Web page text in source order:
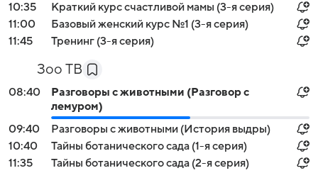
10:35
Краткий курс счастливой мамы (3-я серия)
11:00
Базовый женский курс №1 (3-я серия)
11:45
Тренинг (3-я серия)
Зоо ТВ
08:40
Разговоры с животными (Разговор с
лемуром)
09:40
Разговоры с животными (История выдры)
10:40
Тайны ботанического сада (1-я серия)
11:35
Тайны ботанического сада (2-я серия)